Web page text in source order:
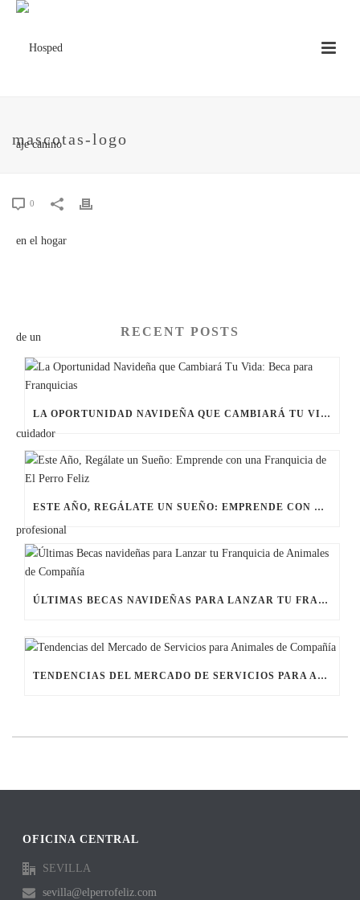
mascotas-logo
0
RECENT POSTS
LA OPORTUNIDAD NAVIDEÑA QUE CAMBIARÁ TU VIDA: BECA PARA FRANQUICIAS
ESTE AÑO, REGÁLATE UN SUEÑO: EMPRENDE CON UNA FRANQUICIA DE EL PERRO FELIZ
ÚLTIMAS BECAS NAVIDEÑAS PARA LANZAR TU FRANQUICIA DE ANIMALES DE COMPAÑÍA
TENDENCIAS DEL MERCADO DE SERVICIOS PARA ANIMALES DE COMPAÑÍA
OFICINA CENTRAL
SEVILLA
sevilla@elperrofeliz.com